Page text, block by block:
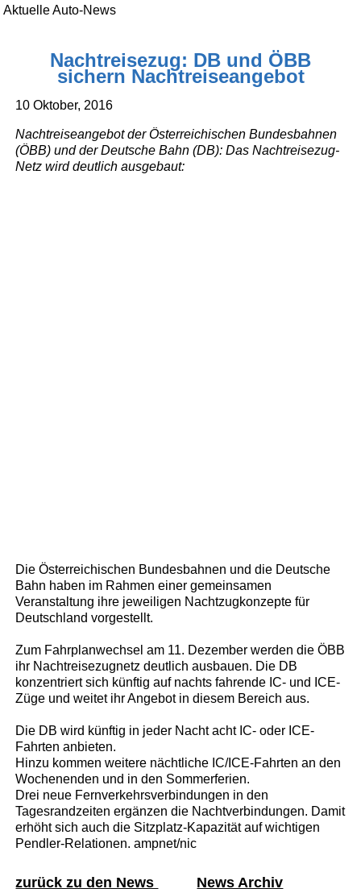
Aktuelle Auto-News
Nachtreisezug: DB und ÖBB
sichern Nachtreiseangebot
10 Oktober, 2016
Nachtreiseangebot der Österreichischen Bundesbahnen
(ÖBB) und der Deutsche Bahn (DB): Das Nachtreisezug-
Netz wird deutlich ausgebaut:
Die Österreichischen Bundesbahnen und die Deutsche
Bahn haben im Rahmen einer gemeinsamen
Veranstaltung ihre jeweiligen Nachtzugkonzepte für
Deutschland vorgestellt.
Zum Fahrplanwechsel am 11. Dezember werden die ÖBB
ihr Nachtreisezugnetz deutlich ausbauen. Die DB
konzentriert sich künftig auf nachts fahrende IC- und ICE-
Züge und weitet ihr Angebot in diesem Bereich aus.
Die DB wird künftig in jeder Nacht acht IC- oder ICE-
Fahrten anbieten.
Hinzu kommen weitere nächtliche IC/ICE-Fahrten an den
Wochenenden und in den Sommerferien.
Drei neue Fernverkehrsverbindungen in den
Tagesrandzeiten ergänzen die Nachtverbindungen. Damit
erhöht sich auch die Sitzplatz-Kapazität auf wichtigen
Pendler-Relationen. ampnet/nic
zurück zu den News News Archiv